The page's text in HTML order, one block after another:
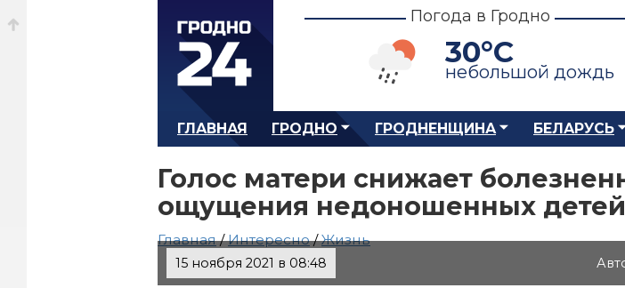
Погода в Гродно
30°C
небольшой дождь
ГЛАВНАЯ ГРОДНО ГРОДНЕНЩИНА БЕЛАРУСЬ
Голос матери снижает
ощущения недоношенных детей
Главная/Интересно/Жизнь
15 ноября 2021 в 08:48